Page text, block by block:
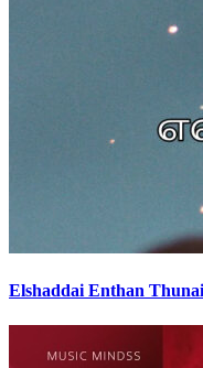
Elshaddai Enthan